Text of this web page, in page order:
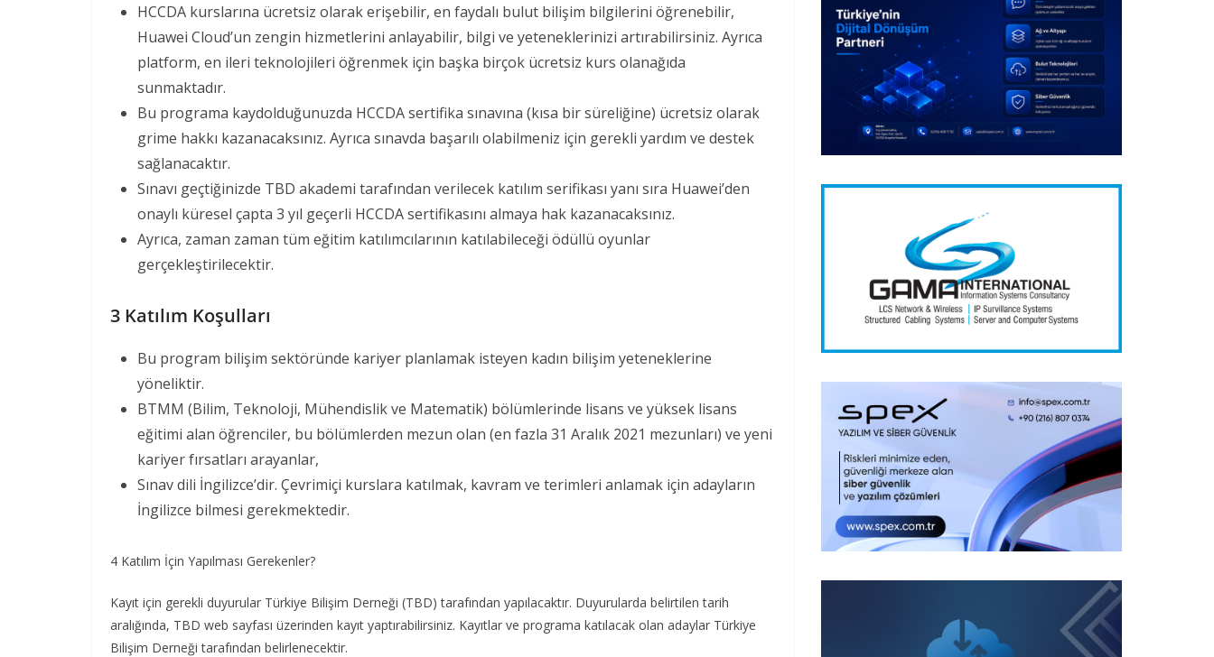
HCCDA kurslarına ücretsiz olarak erişebilir, en faydalı bulut bilişim bilgilerini öğrenebilir,
Huawei Cloud’un zengin hizmetlerini anlayabilir, bilgi ve yeteneklerinizi artırabilirsiniz. Ayrıca
platform, en ileri teknolojileri öğrenmek için başka birçok ücretsiz kurs olanağıda
sunmaktadır.
Bu programa kaydolduğunuzda HCCDA sertifika sınavına (kısa bir süreliğine) ücretsiz olarak
grime hakkı kazanacaksınız. Ayrıca sınavda başarılı olabilmeniz için gerekli yardım ve destek
sağlanacaktır.
Sınavı geçtiğinizde TBD akademi tarafından verilecek katılım serifikası yanı sıra Huawei’den
onaylı küresel çapta 3 yıl geçerli HCCDA sertifikasını almaya hak kazanacaksınız.
Ayrıca, zaman zaman tüm eğitim katılımcılarının katılabileceği ödüllü oyunlar
gerçekleştirilecektir.
3 Katılım Koşulları
Bu program bilişim sektöründe kariyer planlamak isteyen kadın bilişim yeteneklerine
yöneliktir.
BTMM (Bilim, Teknoloji, Mühendislik ve Matematik) bölümlerinde lisans ve yüksek lisans
eğitimi alan öğrenciler, bu bölümlerden mezun olan (en fazla 31 Aralık 2021 mezunları) ve yeni
kariyer fırsatları arayanlar,
Sınav dili İngilizce’dir. Çevrimiçi kurslara katılmak, kavram ve terimleri anlamak için adayların
İngilizce bilmesi gerekmektedir.
4 Katılım İçin Yapılması Gerekenler?
Kayıt için gerekli duyurular Türkiye Bilişim Derneği (TBD) tarafından yapılacaktır. Duyurularda belirtilen tarih
aralığında, TBD web sayfası üzerinden kayıt yaptırabilirsiniz. Kayıtlar ve programa katılacak olan adaylar Türkiye
Bilişim Derneği tarafından belirlenecektir.